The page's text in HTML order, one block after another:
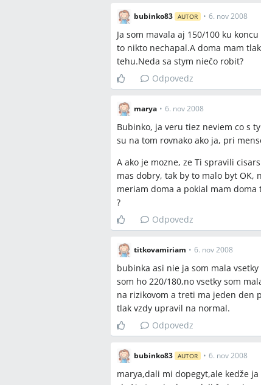
A:V diskusii odporúčali pred
tehotenskej knižky a dohodnúť sa
merania namiesto ordinačných.
Q: Aké lieky sa spomínali pri
V príspevkoch sa spomínali
a magnézium ako doplnky, Egilok
Q:Môže vysoký ordinačný tlak
A:Áno, viaceré ženy opísali, že
prepustenie a vyžadovali ďalšie
aplikovala magnézium a hodnoty
Q:Ako si viesť záznamy o tlaku
A:Odporúčané je merať tlak
zapisovať hodnoty na lístok alebo
lekárovi; niektoré ženy merali aj 5×
mmHg.
Závery z diskusie
Zhoda
Syndróm bieleho plášťa sa
domáce meranie tlaku je
najobjektívnejšiu metódu na
Zapisovanie domácich meraní
gynekológom/sestričkou o ich
bubinko83 AUTOR • 6. nov 2008
Ja som mavala aj 150/100 ku
to nikto nechapal.A doma mam
tehu.Neda sa stym niečo robit?
Odpovedz
marya • 6. nov 2008
Bubinko, ja veru tiez neviem co s
su na tom rovnako ako ja, pri
A ako je mozne, ze Ti spravili
mas dobry, tak by to malo byt OK,
meriam doma a pokial mam
?
Odpovedz
titkovamiriam • 6. nov 2008
bubinka asi nie ja som mala
som ho 220/180,no vsetky som
na rizikovom a treti ma jeden den
tlak vzdy upravil na normal.
Odpovedz
bubinko83 AUTOR • 6. nov 2008
marya,dali mi dopegyt,ale kedže